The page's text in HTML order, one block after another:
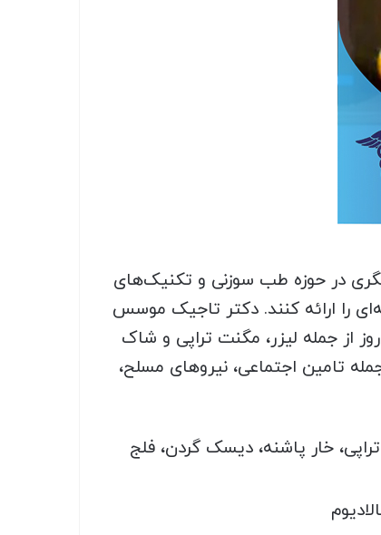
در حوزه طب سوزنی و تکنیک‌های
را ارائه کنند. دکتر تاجیک موسس
از جمله لیزر، مگنت تراپی و شاک
تامین اجتماعی، نیروهای مسلح،
خار پاشنه، دیسک گردن، فلج